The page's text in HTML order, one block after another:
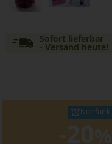
Sofort lieferbar
- Versand heute!
Nur für